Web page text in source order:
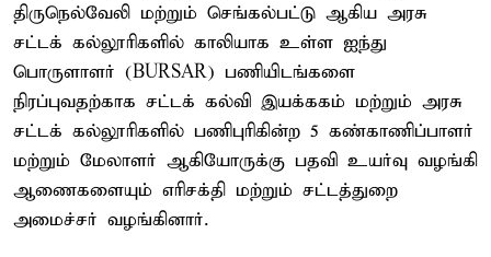
திருநெல்வேலி மற்றும் செங்கல்பட்டு ஆகிய அரசு
சட்டக் கல்லூரிகளில் காலியாக உள்ள ஐந்து
பொருளாளர் (BURSAR) பணியிடங்களை
நிரப்புவதற்காக சட்டக் கல்வி இயக்ககம் மற்றும் அரசு
சட்டக் கல்லூரிகளில் பணிபுரிகின்ற 5 கண்காணிப்பாளர்
மற்றும் மேலாளர் ஆகியோருக்கு பதவி உயர்வு வழங்கி
ஆணைகளையும் எரிசக்தி மற்றும் சட்டத்துறை
அமைச்சர் வழங்கினார்.